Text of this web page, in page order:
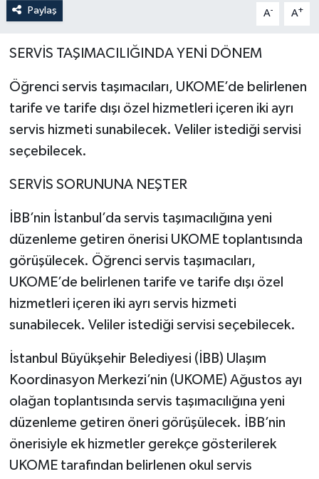
Paylaş A- A+
SERVİS TAŞIMACILIĞINDA YENİ DÖNEM
Öğrenci servis taşımacıları, UKOME’de belirlenen
tarife ve tarife dışı özel hizmetleri içeren iki ayrı
servis hizmeti sunabilecek. Veliler istediği servisi
seçebilecek.
SERVİS SORUNUNA NEŞTER
İBB’nin İstanbul’da servis taşımacılığına yeni
düzenleme getiren önerisi UKOME toplantısında
görüşülecek. Öğrenci servis taşımacıları,
UKOME’de belirlenen tarife ve tarife dışı özel
hizmetleri içeren iki ayrı servis hizmeti
sunabilecek. Veliler istediği servisi seçebilecek.
İstanbul Büyükşehir Belediyesi (İBB) Ulaşım
Koordinasyon Merkezi’nin (UKOME) Ağustos ayı
olağan toplantısında servis taşımacılığına yeni
düzenleme getiren öneri görüşülecek. İBB’nin
önerisiyle ek hizmetler gerekçe gösterilerek
UKOME tarafından belirlenen okul servis